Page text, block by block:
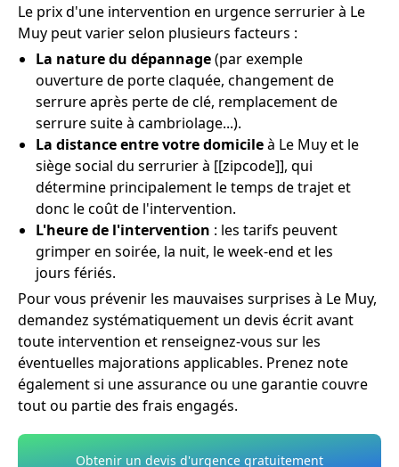
Le prix d'une intervention en urgence serrurier à Le
Muy peut varier selon plusieurs facteurs :
La nature du dépannage(par exemple
ouverture de porte claquée, changement de
serrure après perte de clé, remplacement de
serrure suite à cambriolage...).
La distance entre votre domicileà Le Muy et le
siège social du serrurier à [[zipcode]], qui
détermine principalement le temps de trajet et
donc le coût de l'intervention.
L'heure de l'intervention : les tarifs peuvent
grimper en soirée, la nuit, le week-end et les
jours fériés.
Pour vous prévenir les mauvaises surprises à Le Muy,
demandez systématiquement un devis écrit avant
toute intervention et renseignez-vous sur les
éventuelles majorations applicables. Prenez note
également si une assurance ou une garantie couvre
tout ou partie des frais engagés.
Obtenir un devis d'urgence gratuitement